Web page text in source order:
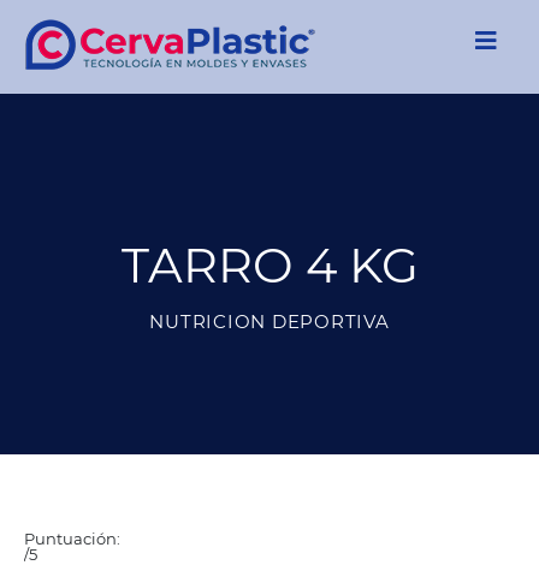
TARRO 4 KG
NUTRICION DEPORTIVA
Puntuación:
/5